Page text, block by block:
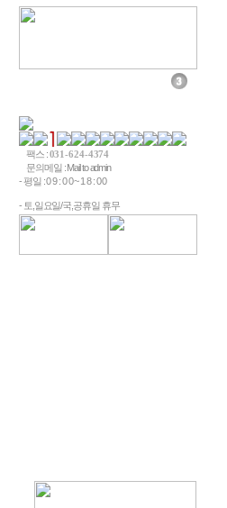
팩스 :031-624-4374
문의메일 :Mail to admin
- 평일 : 0 9 : 0 0 ~ 1 8 : 0 0
- 토,일요일/국,공휴일 휴무